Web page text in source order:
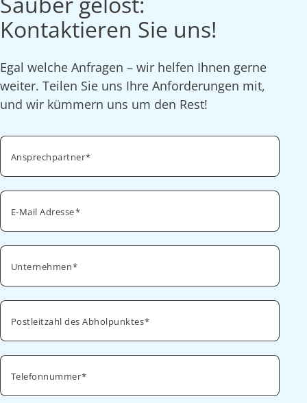
Kontaktieren Sie uns!
Egal welche Anfragen – wir helfen Ihnen gerne
weiter. Teilen Sie uns Ihre Anforderungen mit,
und wir kümmern uns um den Rest!
Ansprechpartner
E-Mail Adresse
Unternehmen
Postleitzahl des Abholpunktes
Telefonnummer